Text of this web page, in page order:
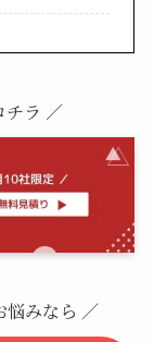
チラ ／
悩みなら ／